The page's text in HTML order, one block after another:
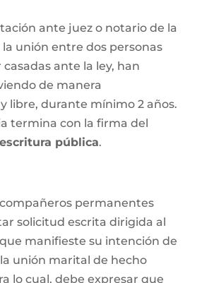
ante juez o notario de la
unión entre dos personas
ante la ley, han
de manera
libre, durante mínimo 2 años.
termina con la firma del
escritura pública.
permanentes
solicitud escrita dirigida al
manifieste su intención de
unión marital de hecho
lo cual, debe expresar que